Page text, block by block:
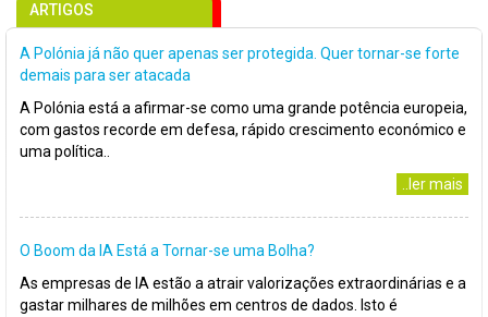
ARTIGOS
A Polónia já não quer apenas ser protegida. Quer tornar-se forte
demais para ser atacada
A Polónia está a afirmar-se como uma grande potência europeia,
com gastos recorde em defesa, rápido crescimento económico e
uma política..
..ler mais
O Boom da IA Está a Tornar-se uma Bolha?
As empresas de IA estão a atrair valorizações extraordinárias e a
gastar milhares de milhões em centros de dados. Isto é